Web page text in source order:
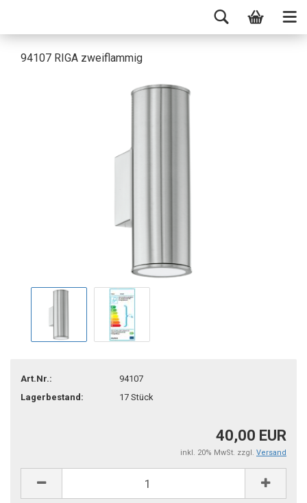
94107 RIGA zweiflammig
Art.Nr.:
94107
Lagerbestand:
17Stück
40,00 EUR
inkl. 20% MwSt. zzgl. Versand